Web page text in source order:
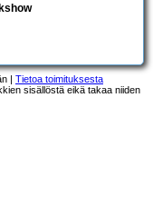
| Tietoa toimituksesta
sisällöstä eikä takaa niiden